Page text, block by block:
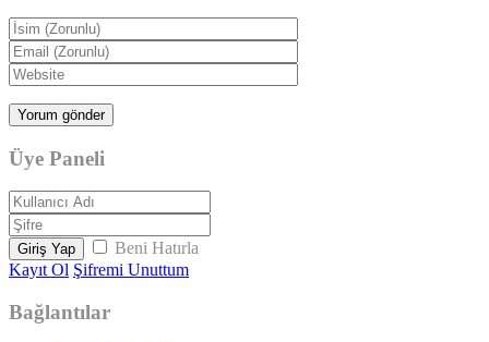
Üye Paneli
Giriş Yap
Beni Hatırla
Kayıt Ol Şifremi Unuttum
Bağlantılar